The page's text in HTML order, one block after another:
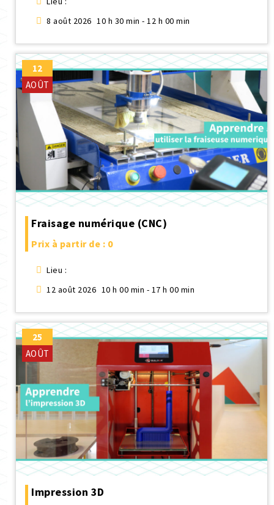
8 août 2026 10 h 30 min - 12 h 00 min
12
AOÛT
Fraisage numérique (CNC)
Prix à partir de : 0
Lieu :
12 août 2026 10 h 00 min - 17 h 00 min
25
AOÛT
Impression 3D